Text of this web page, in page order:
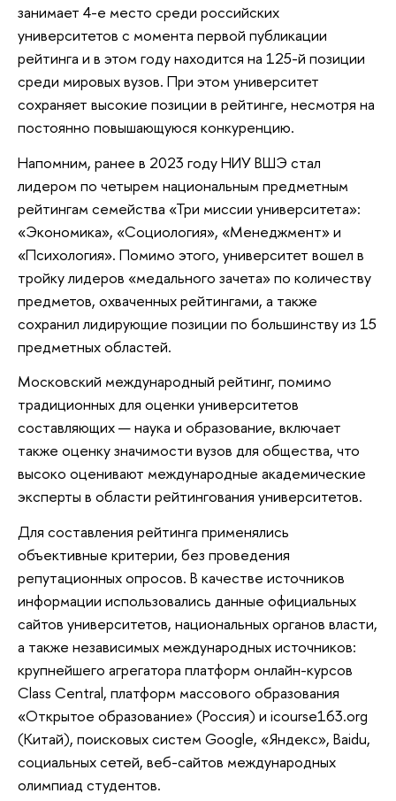
занимает 4-е место среди российских
университетов с момента первой публикации
рейтинга и в этом году находится на 125-й позиции
среди мировых вузов. При этом университет
сохраняет высокие позиции в рейтинге, несмотря на
постоянно повышающуюся конкуренцию.
Напомним, ранее в 2023 году НИУ ВШЭ стал
лидером по четырем национальным предметным
рейтингам семейства «Три миссии университета»:
«Экономика», «Социология», «Менеджмент» и
«Психология». Помимо этого, университет вошел в
тройку лидеров «медального зачета» по количеству
предметов, охваченных рейтингами, а также
сохранил лидирующие позиции по большинству из 15
предметных областей.
Московский международный рейтинг, помимо
традиционных для оценки университетов
составляющих — наука и образование, включает
также оценку значимости вузов для общества, что
высоко оценивают международные академические
эксперты в области рейтингования университетов.
Для составления рейтинга применялись
объективные критерии, без проведения
репутационных опросов. В качестве источников
информации использовались данные официальных
сайтов университетов, национальных органов власти,
а также независимых международных источников:
крупнейшего агрегатора платформ онлайн-курсов
Class Central, платформ массового образования
«Открытое образование» (Россия) и icourse163.org
(Китай), поисковых систем Google, «Яндекс», Baidu,
социальных сетей, веб-сайтов международных
олимпиад студентов.